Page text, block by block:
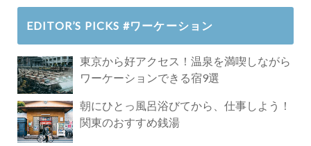
EDITOR’S PICKS #ワーケーション
東京から好アクセス！温泉を満喫しながら
ワーケーションできる宿9選
朝にひとっ風呂浴びてから、仕事しよう！
関東のおすすめ銭湯